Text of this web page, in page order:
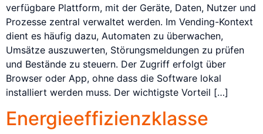
verfügbare Plattform, mit der Geräte, Daten, Nutzer und
Prozesse zentral verwaltet werden. Im Vending-Kontext
dient es häufig dazu, Automaten zu überwachen,
Umsätze auszuwerten, Störungsmeldungen zu prüfen
und Bestände zu steuern. Der Zugriff erfolgt über
Browser oder App, ohne dass die Software lokal
installiert werden muss. Der wichtigste Vorteil […]
Energieeffizienzklasse